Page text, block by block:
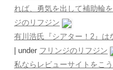
れば、勇気を出して補助輪
ジのリフジン
有川浩氏『シアター！2』
under フリンジのリフジン
私ならレビューサイトをこ